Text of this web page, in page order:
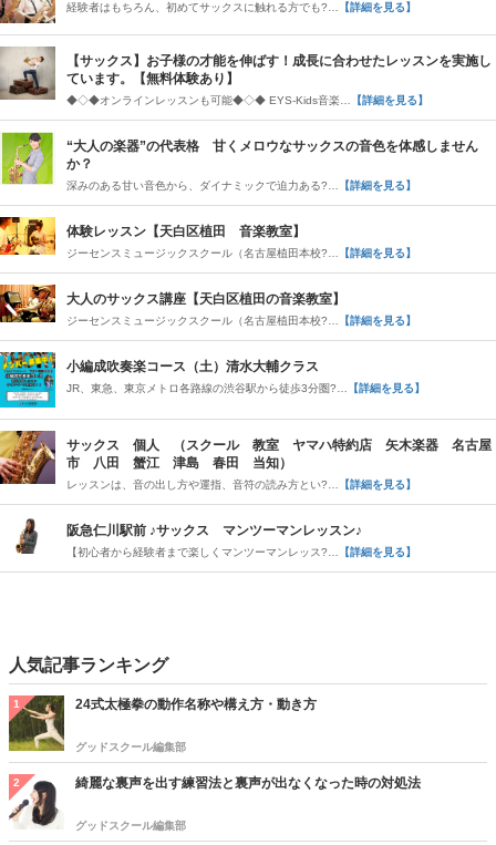
経験者はもちろん、初めてサックスに触れる方でも?… 【詳細を見る】
【サックス】お子様の才能を伸ばす！成長に合わせたレッスンを実施し
ています。【無料体験あり】
◆◇◆オンラインレッスンも可能◆◇◆ EYS-Kids音楽… 【詳細を見る】
“大人の楽器”の代表格 甘くメロウなサックスの音色を体感しません
か？
深みのある甘い音色から、ダイナミックで迫力ある?… 【詳細を見る】
体験レッスン【天白区植田 音楽教室】
ジーセンスミュージックスクール（名古屋植田本校?… 【詳細を見る】
大人のサックス講座【天白区植田の音楽教室】
ジーセンスミュージックスクール（名古屋植田本校?… 【詳細を見る】
小編成吹奏楽コース（土）清水大輔クラス
JR、東急、東京メトロ各路線の渋谷駅から徒歩3分圏?… 【詳細を見る】
サックス 個人 （スクール 教室 ヤマハ特約店 矢木楽器 名古屋
市 八田 蟹江 津島 春田 当知）
レッスンは、音の出し方や運指、音符の読み方とい?… 【詳細を見る】
阪急仁川駅前 ♪サックス マンツーマンレッスン♪
【初心者から経験者まで楽しくマンツーマンレッス?… 【詳細を見る】
人気記事ランキング
1 24式太極拳の動作名称や構え方・動き方
グッドスクール編集部
2 綺麗な裏声を出す練習法と裏声が出なくなった時の対処法
グッドスクール編集部